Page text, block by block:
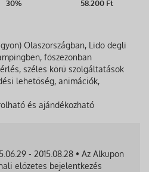
30% 58.200 Ft
Olaszországban, Lido degli
főszezonban
széles körű szolgáltatások
lehetőség, animációk,
és ajándékozható
- 2015.08.28 • Az Alkupon
előzetes bejelentkezés